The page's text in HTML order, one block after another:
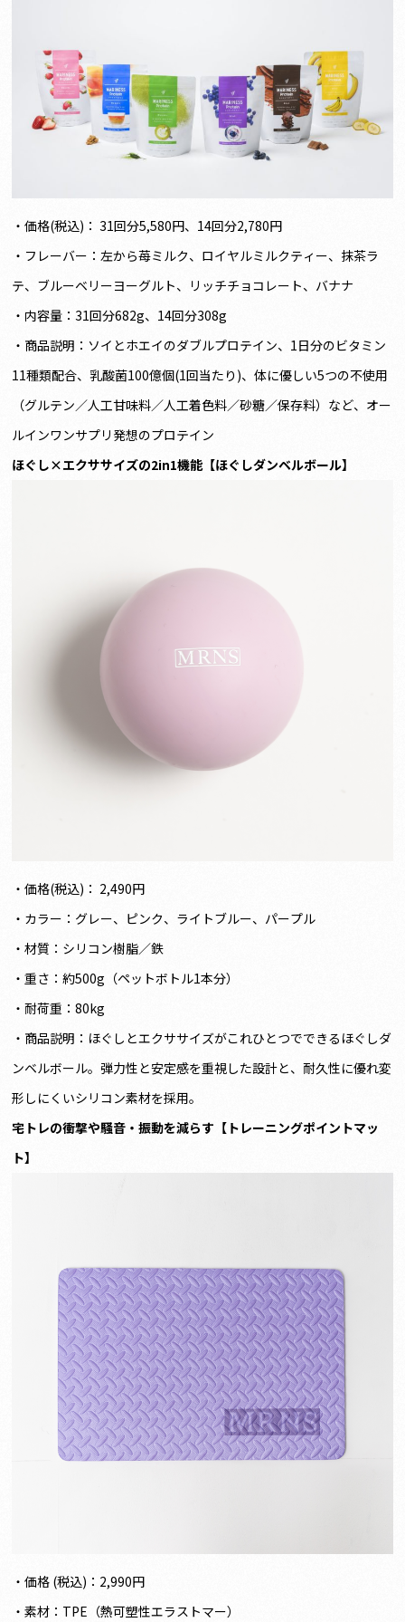
・価格(税込)： 31回分5,580円、14回分2,780円
・フレーバー：左から苺ミルク、ロイヤルミルクティー、抹茶ラ
テ、ブルーベリーヨーグルト、リッチチョコレート、バナナ
・内容量：31回分682g、14回分308g
・商品説明：ソイとホエイのダブルプロテイン、1日分のビタミン
11種類配合、乳酸菌100億個(1回当たり)、体に優しい5つの不使用
（グルテン／人工甘味料／人工着色料／砂糖／保存料）など、オー
ルインワンサプリ発想のプロテイン
ほぐし×エクササイズの2in1機能【ほぐしダンベルボール】
・価格(税込)： 2,490円
・カラー：グレー、ピンク、ライトブルー、パープル
・材質：シリコン樹脂／鉄
・重さ：約500g（ペットボトル1本分）
・耐荷重：80kg
・商品説明：ほぐしとエクササイズがこれひとつでできるほぐしダ
ンベルボール。弾力性と安定感を重視した設計と、耐久性に優れ変
形しにくいシリコン素材を採用。
宅トレの衝撃や騒音・振動を減らす【トレーニングポイントマッ
ト】
・価格 (税込)：2,990円
・素材：TPE（熱可塑性エラストマー）